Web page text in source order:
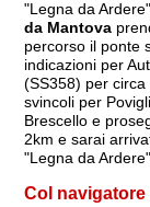
"Legna da
da Mantova
percorso il ponte
indicazioni per
(SS358) per
svincoli per
Brescello e
2km e sarai
"Legna da
Col navigatore